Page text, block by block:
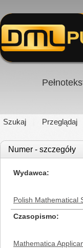
Szukaj Przeglądaj
Numer - szczegóły
Wydawca
Polish Mathematical
Czasopismo
Mathematica